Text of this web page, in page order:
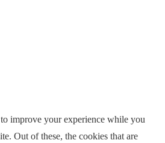
improve your experience while you
Out of these, the cookies that are